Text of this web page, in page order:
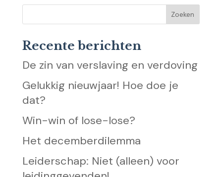
Recente berichten
De zin van verslaving en verdoving
Gelukkig nieuwjaar! Hoe doe je
dat?
Win-win of lose-lose?
Het decemberdilemma
Leiderschap: Niet (alleen) voor